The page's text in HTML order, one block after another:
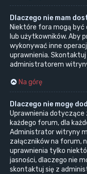
Dlaczego nie mam
Niektóre fora mogą
lub użytkowników. Aby
wykonywać inne
uprawnienia.
administratorem
Na górę
Dlaczego nie mogę
Uprawnienia dotyczące
każdego forum, dla
Administrator witryny
załączników na forum,
uprawnienia tylko
jasności, dlaczego nie
skontaktuj się z